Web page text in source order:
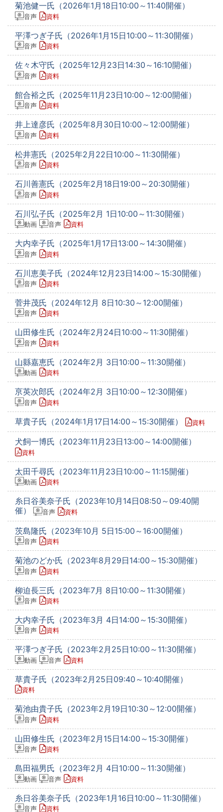
菊池健一氏（2026年1月18日10:00～11:40開催）
音声 資料
平澤つぎ子氏（2026年1月15日10:00～11:30開催）
音声 資料
佐々木守氏（2025年12月23日14:30～16:10開催）
音声 資料
館合裕之氏（2025年11月23日10:00～12:00開催）
音声 資料
井上達彦氏（2025年8月30日10:00～12:00開催）
音声 資料
松井憲氏（2025年2月22日10:00～11:30開催）
音声 資料
石川善憲氏（2025年2月18日19:00～20:30開催）
音声 資料
石川弘子氏（2025年2月 1日10:00～11:30開催）
動画 音声 資料
大内幸子氏（2025年1月17日13:00～14:30開催）
音声 資料
石川恵美子氏（2024年12月23日14:00～15:30開催）
音声 資料
菅井茂氏（2024年12月 8日10:30～12:00開催）
音声 資料
山田修生氏（2024年2月24日10:00～11:30開催）
音声 資料
山縣嘉恵氏（2024年2月 3日10:00～11:30開催）
動画 資料
亰英次郎氏（2024年2月 3日10:00～12:30開催）
音声 資料
草貴子氏（2024年1月17日14:00～15:30開催） 資料
犬飼一博氏（2023年11月23日13:00～14:00開催）
資料
太田千尋氏（2023年11月23日10:00～11:15開催）
動画 資料
糸日谷美奈子氏（2023年10月14日08:50～09:40開
催）
音声 資料
茨島隆氏（2023年10月 5日15:00～16:00開催）
音声 資料
菊池のどか氏（2023年8月29日14:00～15:30開催）
音声 資料
柳迫長三氏（2023年7月 8日10:00～11:30開催）
音声 資料
大内幸子氏（2023年3月 4日14:00～15:30開催）
音声 資料
平澤つぎ子氏（2023年2月25日10:00～11:30開催）
動画 音声 資料
草貴子氏（2023年2月25日09:40～10:40開催）
資料
菊池由貴子氏（2023年2月19日10:30～12:00開催）
音声 資料
山田修生氏（2023年2月15日14:00～15:30開催）
音声 資料
島田福男氏（2023年2月 4日10:00～11:30開催）
動画 音声 資料
糸日谷美奈子氏（2023年1月16日10:00～11:30開催）
音声 資料